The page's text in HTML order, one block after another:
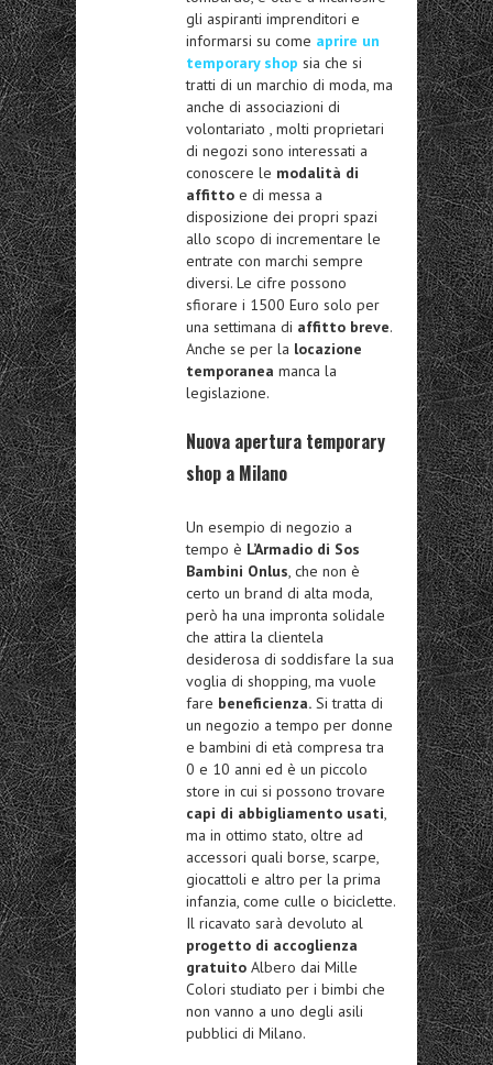
gli aspiranti imprenditori e
informarsi su come aprire un
temporary shop sia che si
tratti di un marchio di moda, ma
anche di associazioni di
volontariato , molti proprietari
di negozi sono interessati a
conoscere le modalità di
affitto e di messa a
disposizione dei propri spazi
allo scopo di incrementare le
entrate con marchi sempre
diversi. Le cifre possono
sfiorare i 1500 Euro solo per
una settimana di affitto breve.
Anche se per la locazione
temporanea manca la
legislazione.
Nuova apertura temporary
shop a Milano
Un esempio di negozio a
tempo è L’Armadio di Sos
Bambini Onlus, che non è
certo un brand di alta moda,
però ha una impronta solidale
che attira la clientela
desiderosa di soddisfare la sua
voglia di shopping, ma vuole
fare beneficienza. Si tratta di
un negozio a tempo per donne
e bambini di età compresa tra
0 e 10 anni ed è un piccolo
store in cui si possono trovare
capi di abbigliamento usati,
ma in ottimo stato, oltre ad
accessori quali borse, scarpe,
giocattoli e altro per la prima
infanzia, come culle o biciclette.
Il ricavato sarà devoluto al
progetto di accoglienza
gratuito Albero dai Mille
Colori studiato per i bimbi che
non vanno a uno degli asili
pubblici di Milano.